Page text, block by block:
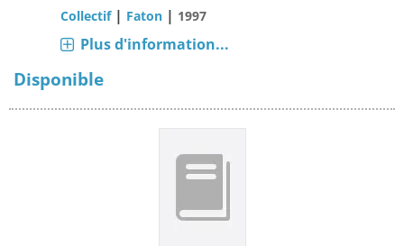
Collectif | Faton | 1997
Plus d'information...
Disponible